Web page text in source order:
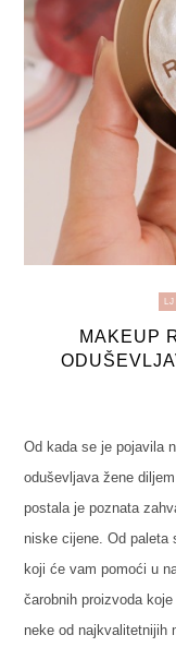
MAKEUP
Od kada se je pojavila
oduševljava žene
postala je poznata
niske cijene. Od paleta
koji će vam pomoći u
čarobnih proizvoda
neke od najkvalitetnijih